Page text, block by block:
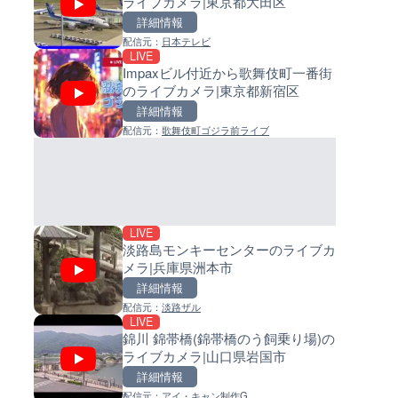
詳細情報
配信元： 日本テレビ
LIVE
Impaxビル付近から歌舞伎町一番街
のライブカメラ|東京都新宿区
詳細情報
配信元： 歌舞伎町ゴジラ前ライブ
LIVE
淡路島モンキーセンターのライブカ
メラ|兵庫県洲本市
詳細情報
配信元： 淡路ザル
LIVE
錦川 錦帯橋(錦帯橋のう飼乗り場)の
ライブカメラ|山口県岩国市
詳細情報
羽田空港第2旅客ターミナルか
ライブカメラ|東京都大田区
配信元：日本テレビ
内海海水浴場のライブカメラ|
県南知多町
小浦川水門付近から小浦海水
ライブカメラ|和歌山県日高町
配信元：日高町役場
導目木川 花立砂防堰堤下流の
ブカメラ|福岡県朝倉市